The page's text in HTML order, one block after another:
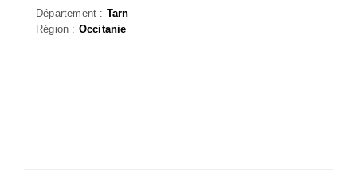
Département : Tarn
Région : Occitanie